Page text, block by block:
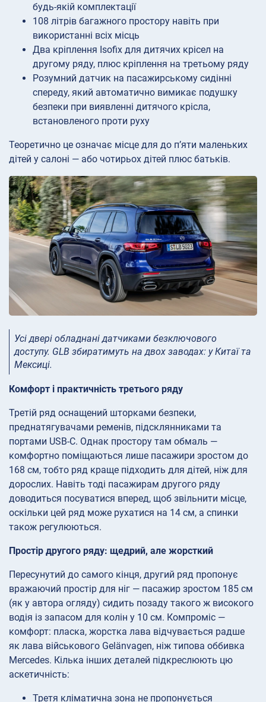
будь-якій комплектації
108 літрів багажного простору навіть при
використанні всіх місць
Два кріплення Isofix для дитячих крісел на
другому ряду, плюс кріплення на третьому ряду
Розумний датчик на пасажирському сидінні
спереду, який автоматично вимикає подушку
безпеки при виявленні дитячого крісла,
встановленого проти руху
Теоретично це означає місце для до п’яти маленьких
дітей у салоні — або чотирьох дітей плюс батьків.
Усі двері обладнані датчиками безключового
доступу. GLB збиратимуть на двох заводах: у Китаї та
Мексиці.
Комфорт і практичність третього ряду
Третій ряд оснащений шторками безпеки,
преднатягувачами ременів, підсклянниками та
портами USB-C. Однак простору там обмаль —
комфортно поміщаються лише пасажири зростом до
168 см, тобто ряд краще підходить для дітей, ніж для
дорослих. Навіть тоді пасажирам другого ряду
доводиться посуватися вперед, щоб звільнити місце,
оскільки цей ряд може рухатися на 14 см, а спинки
також регулюються.
Простір другого ряду: щедрий, але жорсткий
Пересунутий до самого кінця, другий ряд пропонує
вражаючий простір для ніг — пасажир зростом 185 см
(як у автора огляду) сидить позаду такого ж високого
водія із запасом для колін у 10 см. Компроміс —
комфорт: пласка, жорстка лава відчувається радше
як лава військового Gelänvagen, ніж типова оббивка
Mercedes. Кілька інших деталей підкреслюють цю
аскетичність:
Третя кліматична зона не пропонується